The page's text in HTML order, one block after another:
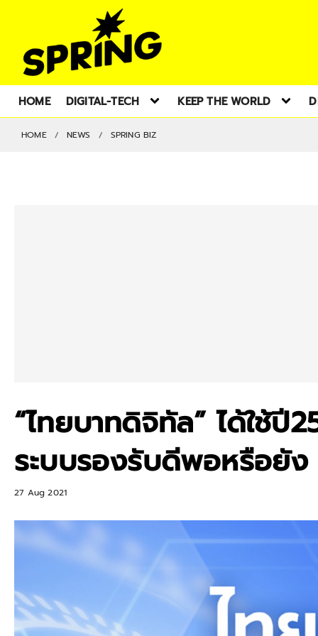
HOME DIGITAL-TECH KEEP THE WORLD
HOME NEWS SPRING BIZ
“ไทยบาทดิจิทัล” ได้ใช้ปี
ระบบรองรับดีพอหรือยัง
27 Aug 2021